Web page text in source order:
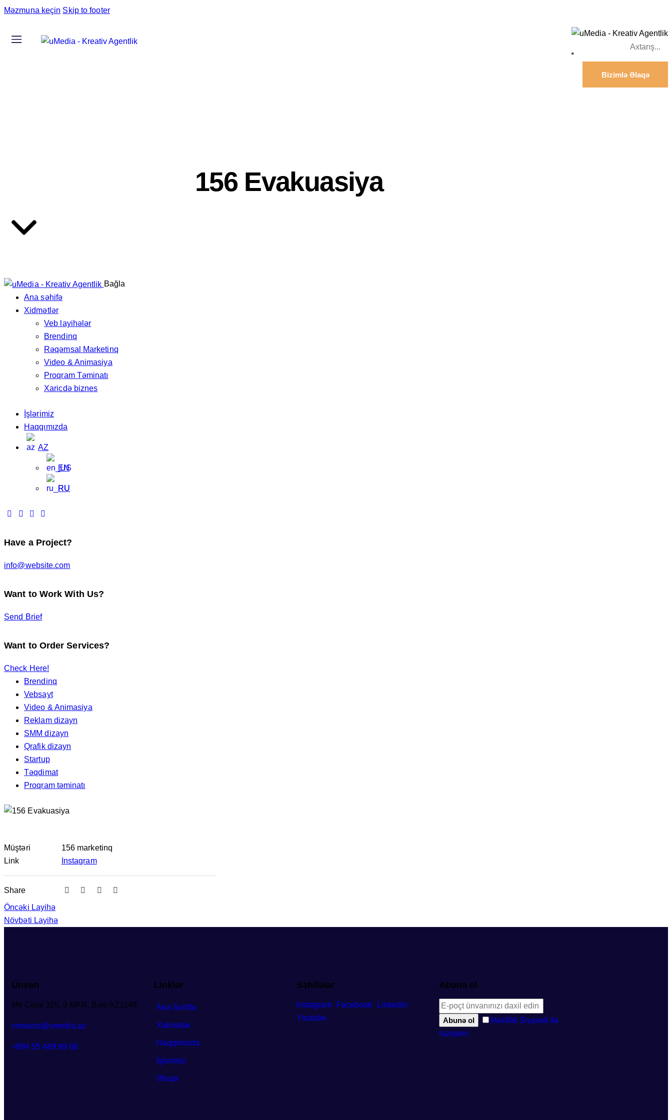
Məzmuna keçin Skip to footer
Bizimlə Əlaqə
156 Evakuasiya
Bağla
Ana səhifə
Xidmətlər
Veb layihələr
Brendinq
Rəqəmsal Marketinq
Video & Animasiya
Proqram Təminatı
Xaricdə biznes
İşlərimiz
Haqqımızda
AZ
EN
RU
Have a Project?
info@website.com
Want to Work With Us?
Send Brief
Want to Order Services?
Check Here!
Brendinq
Vebsayt
Video & Animasiya
Reklam dizayn
SMM dizayn
Qrafik dizayn
Startup
Təqdimat
Proqram təminatı
Müştəri
156 marketinq
Link
Instagram
Share
Öncəki Layihə
Növbəti Layihə
Ünvan
Mir Cəlal 325, 9 MKR, Bakı AZ1148
contacts@umedia.az
+994 55 489 89 86
Linklər
Ana Səhifə
Xidmətlər
Haqqımızda
İşlərimiz
Əlaqə
Səhifələr
Instagram Facebook
Linkedin
Youtube
Abunə ol
Abunə ol
Məxfilik Siyasəti ilə
razıyam.